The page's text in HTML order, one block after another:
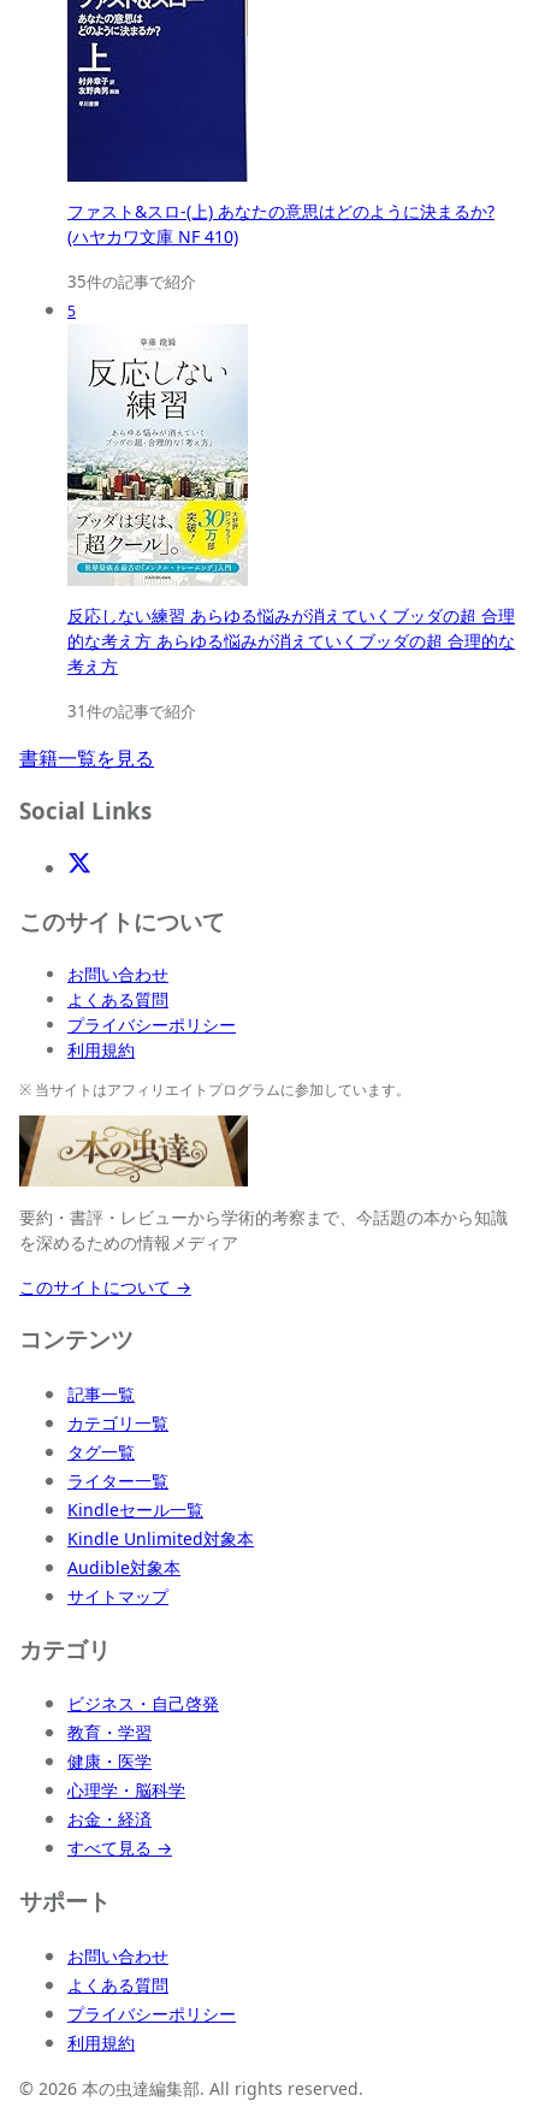
ファスト&スロ-(上) あなたの意思はどのように決まるか?
(ハヤカワ文庫 NF 410)
35件の記事で紹介
5
反応しない練習 あらゆる悩みが消えていくブッダの超 合理
的な考え方 あらゆる悩みが消えていくブッダの超 合理的な
考え方
31件の記事で紹介
書籍一覧を見る
Social Links
X(Twitter)
このサイトについて
お問い合わせ
よくある質問
プライバシーポリシー
利用規約
※ 当サイトはアフィリエイトプログラムに参加しています。
要約・書評・レビューから学術的考察まで、今話題の本から知識
を深めるための情報メディア
このサイトについて →
コンテンツ
記事一覧
カテゴリ一覧
タグ一覧
ライター一覧
Kindleセール一覧
Kindle Unlimited対象本
Audible対象本
サイトマップ
カテゴリ
ビジネス・自己啓発
教育・学習
健康・医学
心理学・脳科学
お金・経済
すべて見る →
サポート
お問い合わせ
よくある質問
プライバシーポリシー
利用規約
© 2026 本の虫達編集部. All rights reserved.